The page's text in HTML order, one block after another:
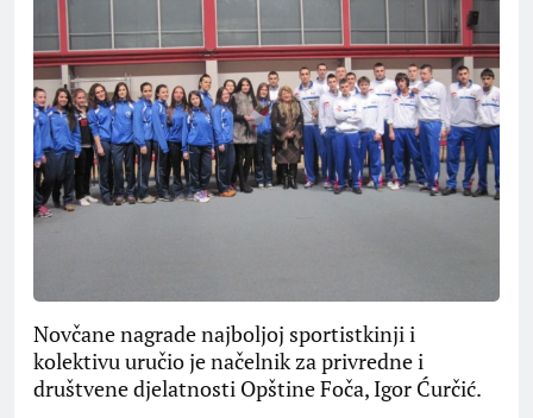
Novčane nagrade najboljoj sportistkinji i
kolektivu uručio je načelnik za privredne i
društvene djelatnosti Opštine Foča, Igor Ćurčić.